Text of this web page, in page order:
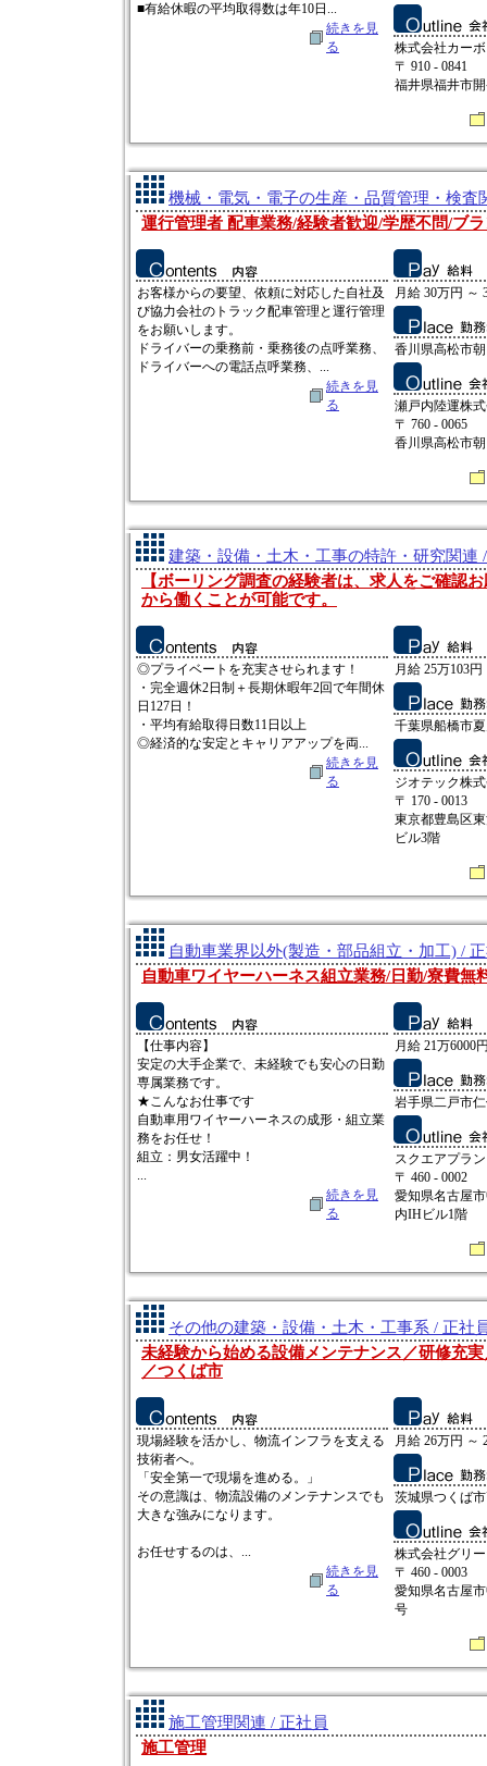
■有給休暇の平均取得数は年10日...
続きを見
る
株式会社カーボ
〒 910 - 0841
福井県福井市
機械・電気・電子の生産・品質管理・検査
運行管理者 配車業務/経験者歓迎/学歴不問/ブ
お客様からの要望、依頼に対応した自社及
び協力会社のトラック配車管理と運行管理
をお願いします。
ドライバーの乗務前・乗務後の点呼業務、
ドライバーへの電話点呼業務、...
続きを見
る
月給 30万円 ～
香川県高松市
瀬戸内陸運株
〒 760 - 0065
香川県高松市
建築・設備・土木・工事の特許・研究関連
【ボーリング調査の経験者は、求人をご確認
から働くことが可能です。
◎プライベートを充実させられます！
・完全週休2日制＋長期休暇年2回で年間休
日127日！
・平均有給取得日数11日以上
◎経済的な安定とキャリアアップを両...
続きを見
る
月給 25万103
千葉県船橋市
ジオテック株
〒 170 - 0013
東京都豊島区
ビル3階
自動車業界以外(製造・部品組立・加工) /
自動車ワイヤーハーネス組立業務/日勤/寮費
【仕事内容】
安定の大手企業で、未経験でも安心の日勤
専属業務です。
★こんなお仕事です
自動車用ワイヤーハーネスの成形・組立業
務をお任せ！
組立：男女活躍中！
...
続きを見
る
月給 21万6000
岩手県二戸市
スクエアプラ
〒 460 - 0002
愛知県名古屋
内IHビル1階
その他の建築・設備・土木・工事系 / 正社
未経験から始める設備メンテナンス／研修充
／つくば市
現場経験を活かし、物流インフラを支える
技術者へ。
「安全第一で現場を進める。」
その意識は、物流設備のメンテナンスでも
大きな強みになります。
お任せするのは、...
続きを見
る
月給 26万円 ～
茨城県つくば
株式会社グリ
〒 460 - 0003
愛知県名古屋
号
施工管理関連 / 正社員
施工管理